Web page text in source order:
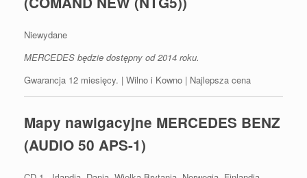
Niewydane
MERCEDES będzie dostępny od 2014 roku.
Gwarancja 12 miesięcy. | Wilno i Kowno | Najlepsza cena
Mapy nawigacyjne MERCEDES BENZ
(AUDIO 50 APS-1)